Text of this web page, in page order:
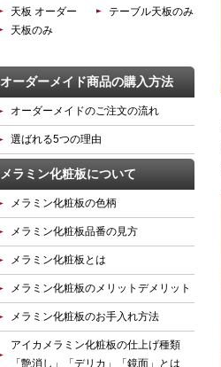
天板 オーダー
テーブル天板のみ
天板のみ
オーダーメイド商品の購入方法
オーダーメイドのご注文の流れ
選ばれる5つの理由
メラミン化粧板について
メラミン化粧板の色柄
メラミン化粧板品番の見方
メラミン化粧板とは
メラミン化粧板のメリットデメリット
メラミン化粧板のお手入れ方法
アイカメラミン化粧板の仕上げ種類
「艶消し」「デリカ」「鏡面」とは